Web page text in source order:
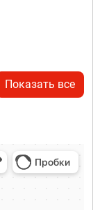
Показать все